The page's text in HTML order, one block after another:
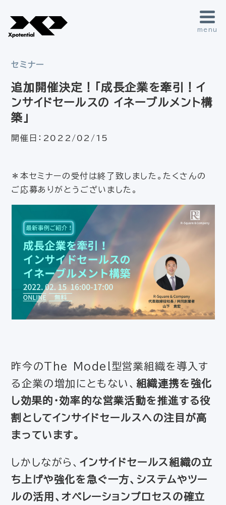
menu
セミナー
追加開催決定！「成長企業を牽引！イ
ンサイドセールスの イネーブルメント構
築」
開催日： 2022/02/15
＊本セミナーの受付は終了致しました。たくさんの
ご応募ありがとうございました。
昨今のThe Model型営業組織を導入す
る企業の増加にともない、 組織連携を強化
し効果的・効率的な営業活動を推進する役
割としてインサイドセールスへの注目が高
まっています。
しかしながら、 インサイドセールス組織の立
ち上げや強化を急ぐ一方、システムやツー
ルの活用、オペレーションプロセスの確立